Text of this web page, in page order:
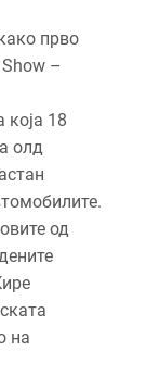
прво
–
која 18
олд
од
на